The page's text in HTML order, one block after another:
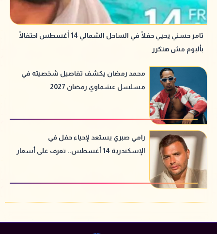
تامر حسني يحيي حفلًا في الساحل الشمالي 14 أغسطس احتفالًا
بألبوم مش هتكرر
محمد رمضان يكشف تفاصيل شخصيته في
مسلسل عشماوي رمضان 2027
رامي صبري يستعد لإحياء حفل في
الإسكندرية 14 أغسطس.. تعرف على أسعار